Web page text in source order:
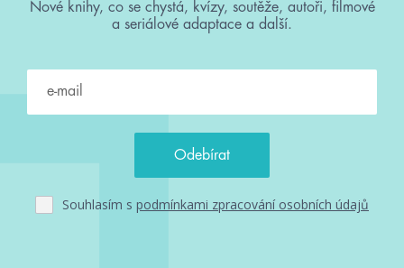
Nové knihy, co se chystá, kvízy, soutěže, autoři, filmové
a seriálové adaptace a další.
Souhlasím s podmínkami zpracování osobních údajů